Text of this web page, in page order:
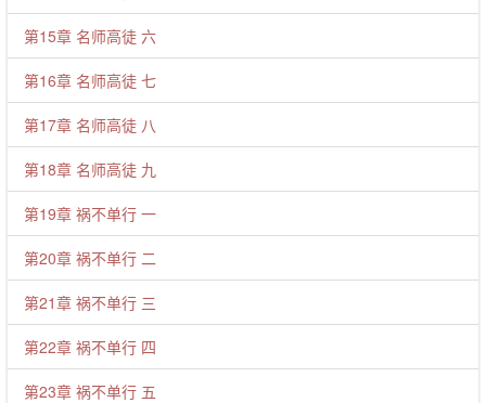
第15章 名师高徒 六
第16章 名师高徒 七
第17章 名师高徒 八
第18章 名师高徒 九
第19章 祸不单行 一
第20章 祸不单行 二
第21章 祸不单行 三
第22章 祸不单行 四
第23章 祸不单行 五